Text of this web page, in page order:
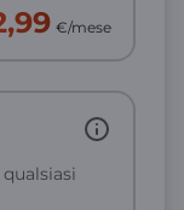
€/mese